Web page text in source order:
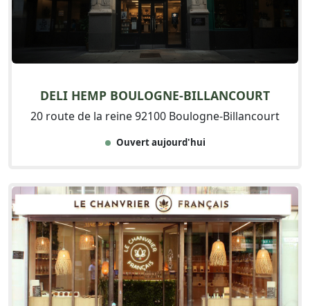
DELI HEMP BOULOGNE-BILLANCOURT
20 route de la reine 92100 Boulogne-Billancourt
Ouvert aujourd'hui